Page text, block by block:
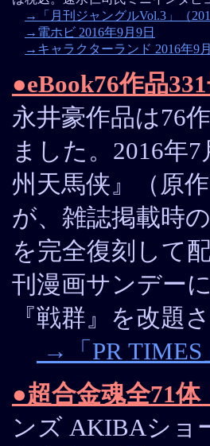
→「月刊ジャングルVol.3」（
→電ホビ 2016年9月9日
→キャラクターランド 2016年9
●eBook76作品
永井豪作品は76
ました。2016年
州天馬侠』（原
が、雑誌掲載時
を完全復刻して
刊漫画サンデー
『戦群』を改題
→「PR TIMES
●超合金魂全71体
ンズ AKIBAショ